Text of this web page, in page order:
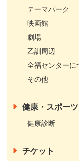
テーマパーク
映画館
劇場
乙訓周辺
全福センターに
その他
健康・スポーツ
健康診断
チケット